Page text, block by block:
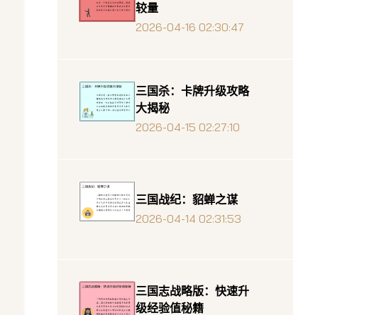
较量
2026-04-16 02:30:47
三国杀：卡牌升级攻略
大揭秘
2026-04-15 02:27:10
三国战纪：貂蝉之谋
2026-04-14 02:31:53
三国志战略版：快速升
级经验值秘籍